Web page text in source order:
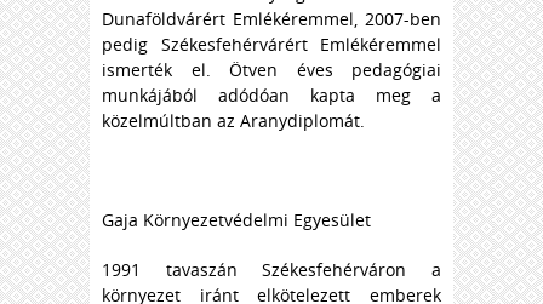
Dunaföldvárért Emlékéremmel, 2007-ben
pedig Székesfehérvárért Emlékéremmel
ismerték el. Ötven éves pedagógiai
munkájából adódóan kapta meg a
közelmúltban az Aranydiplomát.
Gaja Környezetvédelmi Egyesület
1991 tavaszán Székesfehérváron a
környezet iránt elkötelezett emberek